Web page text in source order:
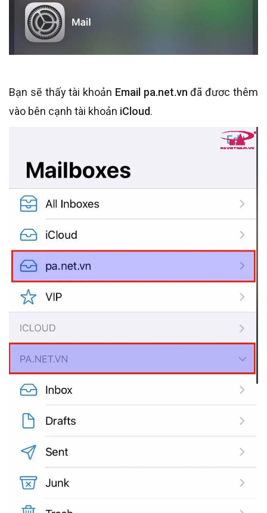
Bạn sẽ thấy tài khoản Email pa.net.vnđã đươc thêm
vào bên cạnh tài khoản iCloud.